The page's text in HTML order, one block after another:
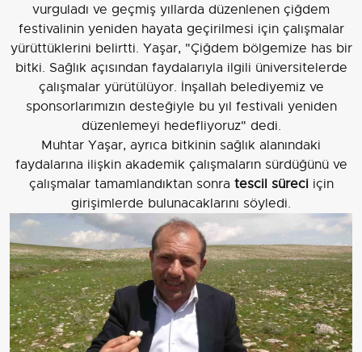
vurguladı ve geçmiş yıllarda düzenlenen çiğdem
festivalinin yeniden hayata geçirilmesi için çalışmalar
yürüttüklerini belirtti. Yaşar, "Çiğdem bölgemize has bir
bitki. Sağlık açısından faydalarıyla ilgili üniversitelerde
çalışmalar yürütülüyor. İnşallah belediyemiz ve
sponsorlarımızın desteğiyle bu yıl festivali yeniden
düzenlemeyi hedefliyoruz" dedi.
Muhtar Yaşar, ayrıca bitkinin sağlık alanındaki
faydalarına ilişkin akademik çalışmaların sürdüğünü ve
çalışmalar tamamlandıktan sonra tescil süreciiçin
girişimlerde bulunacaklarını söyledi.